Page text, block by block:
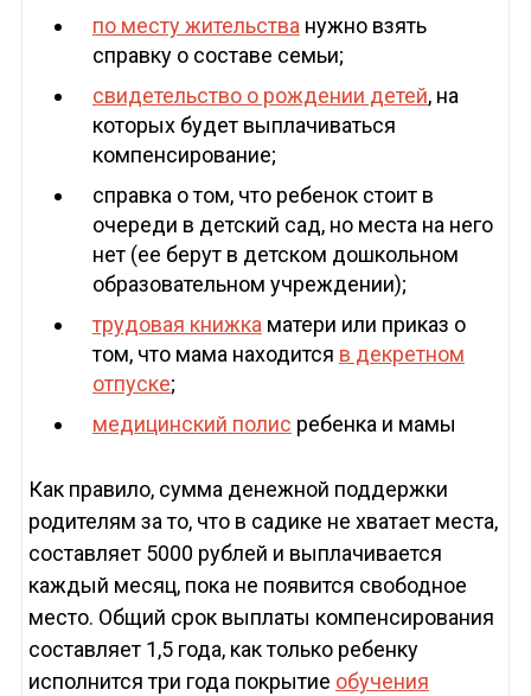
по месту жительства нужно взять
справку о составе семьи;
свидетельство о рождении детей, на
которых будет выплачиваться
компенсирование;
справка о том, что ребенок стоит в
очереди в детский сад, но места на него
нет (ее берут в детском дошкольном
образовательном учреждении);
трудовая книжка матери или приказ о
том, что мама находится в декретном
отпуске;
медицинский полис ребенка и мамы
Как правило, сумма денежной поддержки
родителям за то, что в садике не хватает места,
составляет 5000 рублей и выплачивается
каждый месяц, пока не появится свободное
место. Общий срок выплаты компенсирования
составляет 1,5 года, как только ребенку
исполнится три года покрытие обучения